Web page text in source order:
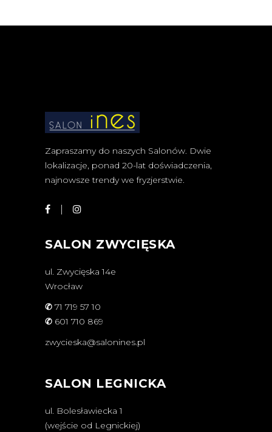
Zapraszamy do naszych Salonów. Dwie
lokalizacje, ponad 20-lat doświadczenia,
najnowsze trendy we fryzjerstwie.
SALON ZWYCIĘSKA
ul. Zwycięska 14e
Wrocław
✆ 71 719 57 10
✆ 601 710 869
zwycieska@salonines.pl
SALON LEGNICKA
ul. Bolesławiecka 1
(wejście od Legnickiej)